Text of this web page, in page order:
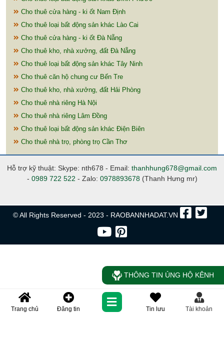
Cho thuê cửa hàng - ki ốt Nam Định
Cho thuê loại bất động sản khác Lào Cai
Cho thuê cửa hàng - ki ốt Đà Nẵng
Cho thuê kho, nhà xưởng, đất Đà Nẵng
Cho thuê loại bất động sản khác Tây Ninh
Cho thuê căn hộ chung cư Bến Tre
Cho thuê kho, nhà xưởng, đất Hải Phòng
Cho thuê nhà riêng Hà Nội
Cho thuê nhà riêng Lâm Đồng
Cho thuê loại bất động sản khác Điện Biên
Cho thuê nhà trọ, phòng trọ Cần Thơ
Hỗ trợ kỹ thuật: Skype: nth678 - Email: thanhhung678@gmail.com
- 0989 722 522 - Zalo: 0978893678(Thanh Hưng mr)
© All Rights Reserved - 2023 - RAOBANNHADAT.VN
Trang chủ Đăng tin Tin lưu Tài khoản
THÔNG TIN ỦNG HỘ KÊNH